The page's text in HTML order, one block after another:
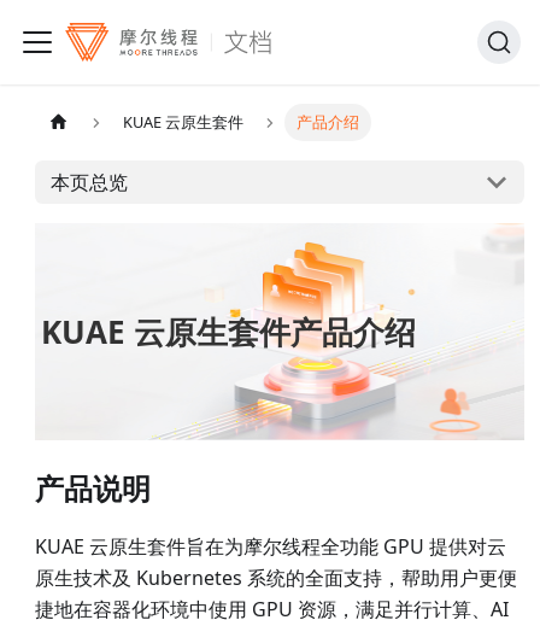
KUAE 云原生套件 产品介绍
本页总览
KUAE 云原生套件产品介绍
产品说明
KUAE 云原生套件旨在为摩尔线程全功能 GPU 提供对云
原生技术及 Kubernetes 系统的全面支持，帮助用户更便
捷地在容器化环境中使用 GPU 资源，满足并行计算、AI